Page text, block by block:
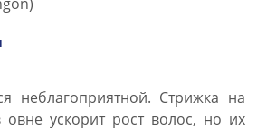
неблагоприятной. Стрижка на
ускорит рост волос, но их